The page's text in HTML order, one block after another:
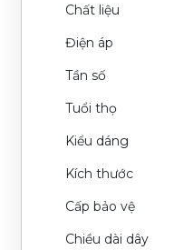
Chất liệu
Điện áp
Tần số
Tuổi thọ
Kiểu dáng
Kích thước
Cấp bảo vệ
Chiều dài dây